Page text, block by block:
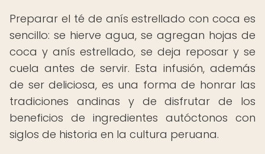
Preparar el té de anís estrellado con coca es
sencillo: se hierve agua, se agregan hojas de
coca y anís estrellado, se deja reposar y se
cuela antes de servir. Esta infusión, además
de ser deliciosa, es una forma de honrar las
tradiciones andinas y de disfrutar de los
beneficios de ingredientes autóctonos con
siglos de historia en la cultura peruana.